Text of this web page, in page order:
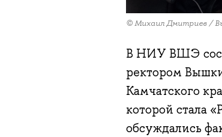
© Михаил Дмитриев /
В НИУ ВШЭ
ректором
Камчатского
которой стала
обсуждались